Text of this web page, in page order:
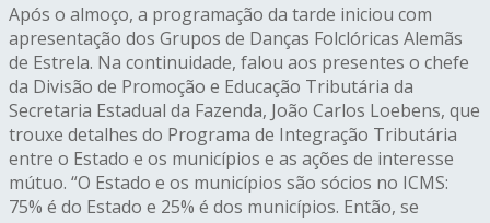
Após o almoço, a programação da tarde iniciou com
apresentação dos Grupos de Danças Folclóricas Alemãs
de Estrela. Na continuidade, falou aos presentes o chefe
da Divisão de Promoção e Educação Tributária da
Secretaria Estadual da Fazenda, João Carlos Loebens, que
trouxe detalhes do Programa de Integração Tributária
entre o Estado e os municípios e as ações de interesse
mútuo. “O Estado e os municípios são sócios no ICMS:
75% é do Estado e 25% é dos municípios. Então, se